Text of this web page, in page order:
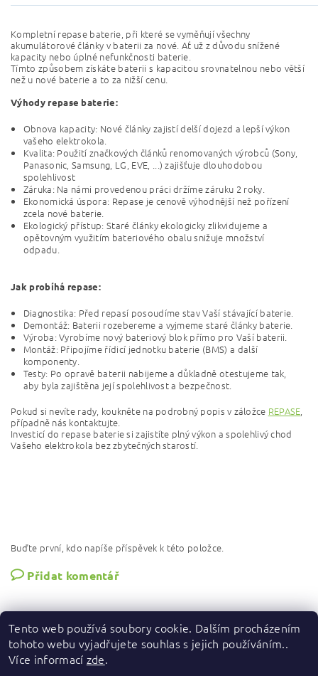
Kompletní repase baterie, při které se vyměňují všechny
akumulátorové články v baterii za nové. Ať už z důvodu snížené
kapacity nebo úplné nefunkčnosti baterie.
Tímto způsobem získáte baterii s kapacitou srovnatelnou nebo větší
než u nové baterie a to za nižší cenu.
Výhody repase baterie:
Obnova kapacity: Nové články zajistí delší dojezd a lepší výkon
vašeho elektrokola.
Kvalita: Použití značkových článků renomovaných výrobců (Sony,
Panasonic, Samsung, LG, EVE, ...) zajišťuje dlouhodobou
spolehlivost
Záruka: Na námi provedenou práci držíme záruku 2 roky.
Ekonomická úspora: Repase je cenově výhodnější než pořízení
zcela nové baterie.
Ekologický přístup: Staré články ekologicky zlikvidujeme a
opětovným využitím bateriového obalu snižuje množství
odpadu.
Jak probíhá repase:
Diagnostika: Před repasí posoudíme stav Vaší stávající baterie.
Demontáž: Baterii rozebereme a vyjmeme staré články baterie.
Výroba: Vyrobíme nový bateriový blok přímo pro Vaší baterii.
Montáž: Připojíme řídicí jednotku baterie (BMS) a další
komponenty.
Testy: Po opravě baterii nabijeme a důkladně otestujeme tak,
aby byla zajištěna její spolehlivost a bezpečnost.
Pokud si nevíte rady, koukněte na podrobný popis v záložce REPASE
případně nás kontaktujte.
Investicí do repase baterie si zajistíte plný výkon a spolehlivý chod
Vašeho elektrokola bez zbytečných starostí.
Buďte první, kdo napíše příspěvek k této položce.
Přidat komentář
Tento web používá soubory cookie. Dalším procházením
tohoto webu vyjadřujete souhlas s jejich používáním..
Více informací zde.